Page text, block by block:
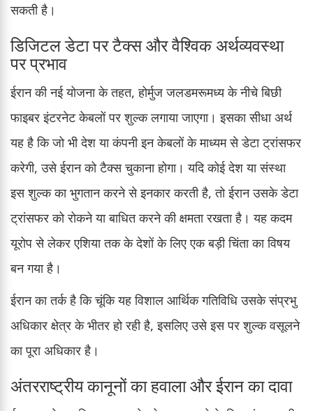
सकती है।
डिजिटल डेटा पर टैक्स और वैश्विक अर्थव्यवस्था
पर प्रभाव
ईरान की नई योजना के तहत, होर्मुज जलडमरूमध्य के नीचे बिछी
फाइबर इंटरनेट केबलों पर शुल्क लगाया जाएगा। इसका सीधा अर्थ
यह है कि जो भी देश या कंपनी इन केबलों के माध्यम से डेटा ट्रांसफर
करेगी, उसे ईरान को टैक्स चुकाना होगा। यदि कोई देश या संस्था
इस शुल्क का भुगतान करने से इनकार करती है, तो ईरान उसके डेटा
ट्रांसफर को रोकने या बाधित करने की क्षमता रखता है। यह कदम
यूरोप से लेकर एशिया तक के देशों के लिए एक बड़ी चिंता का विषय
बन गया है।
ईरान का तर्क है कि चूंकि यह विशाल आर्थिक गतिविधि उसके संप्रभु
अधिकार क्षेत्र के भीतर हो रही है, इसलिए उसे इस पर शुल्क वसूलने
का पूरा अधिकार है।
अंतरराष्ट्रीय कानूनों का हवाला और ईरान का दावा